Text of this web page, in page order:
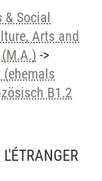
& Social
Arts and
->
B1.2